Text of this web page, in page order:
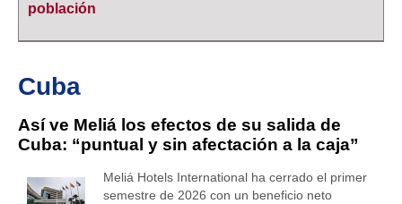
población
Cuba
Así ve Meliá los efectos de su salida de
Cuba: “puntual y sin afectación a la caja”
Meliá Hotels International ha cerrado el primer
semestre de 2026 con un beneficio neto